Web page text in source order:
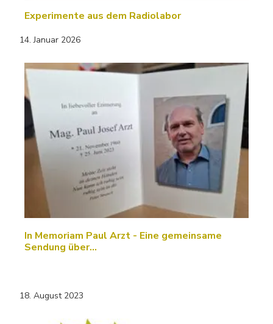
Experimente aus dem Radiolabor
14. Januar 2026
In Memoriam Paul Arzt - Eine gemeinsame
Sendung über…
18. August 2023